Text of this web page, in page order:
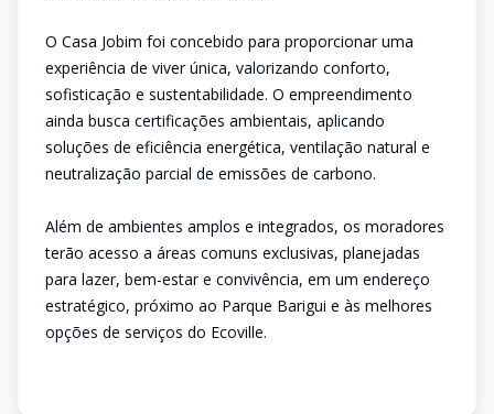
O Casa Jobim foi concebido para proporcionar uma
experiência de viver única, valorizando conforto,
sofisticação e sustentabilidade. O empreendimento
ainda busca certificações ambientais, aplicando
soluções de eficiência energética, ventilação natural e
neutralização parcial de emissões de carbono.
Além de ambientes amplos e integrados, os moradores
terão acesso a áreas comuns exclusivas, planejadas
para lazer, bem-estar e convivência, em um endereço
estratégico, próximo ao Parque Barigui e às melhores
opções de serviços do Ecoville.